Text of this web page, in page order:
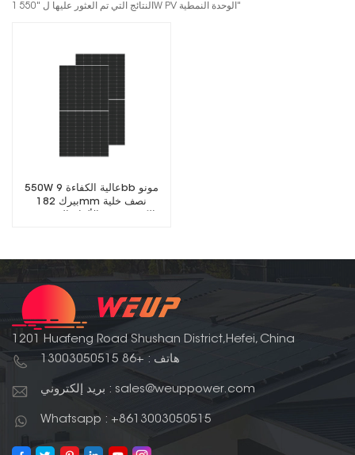
1 النتائج التي تم العثور عليها ل "550W PV الوحدة النمطية"
550W عالية الكفاءة 9bb مونو
بيرك 182mm نصف خلية
1201 Huafeng Road Shushan District,Hefei, China
هاتف : +86 13003050515
بريد إلكتروني : sales@weuppower.com
Whatsapp : +8613003050515